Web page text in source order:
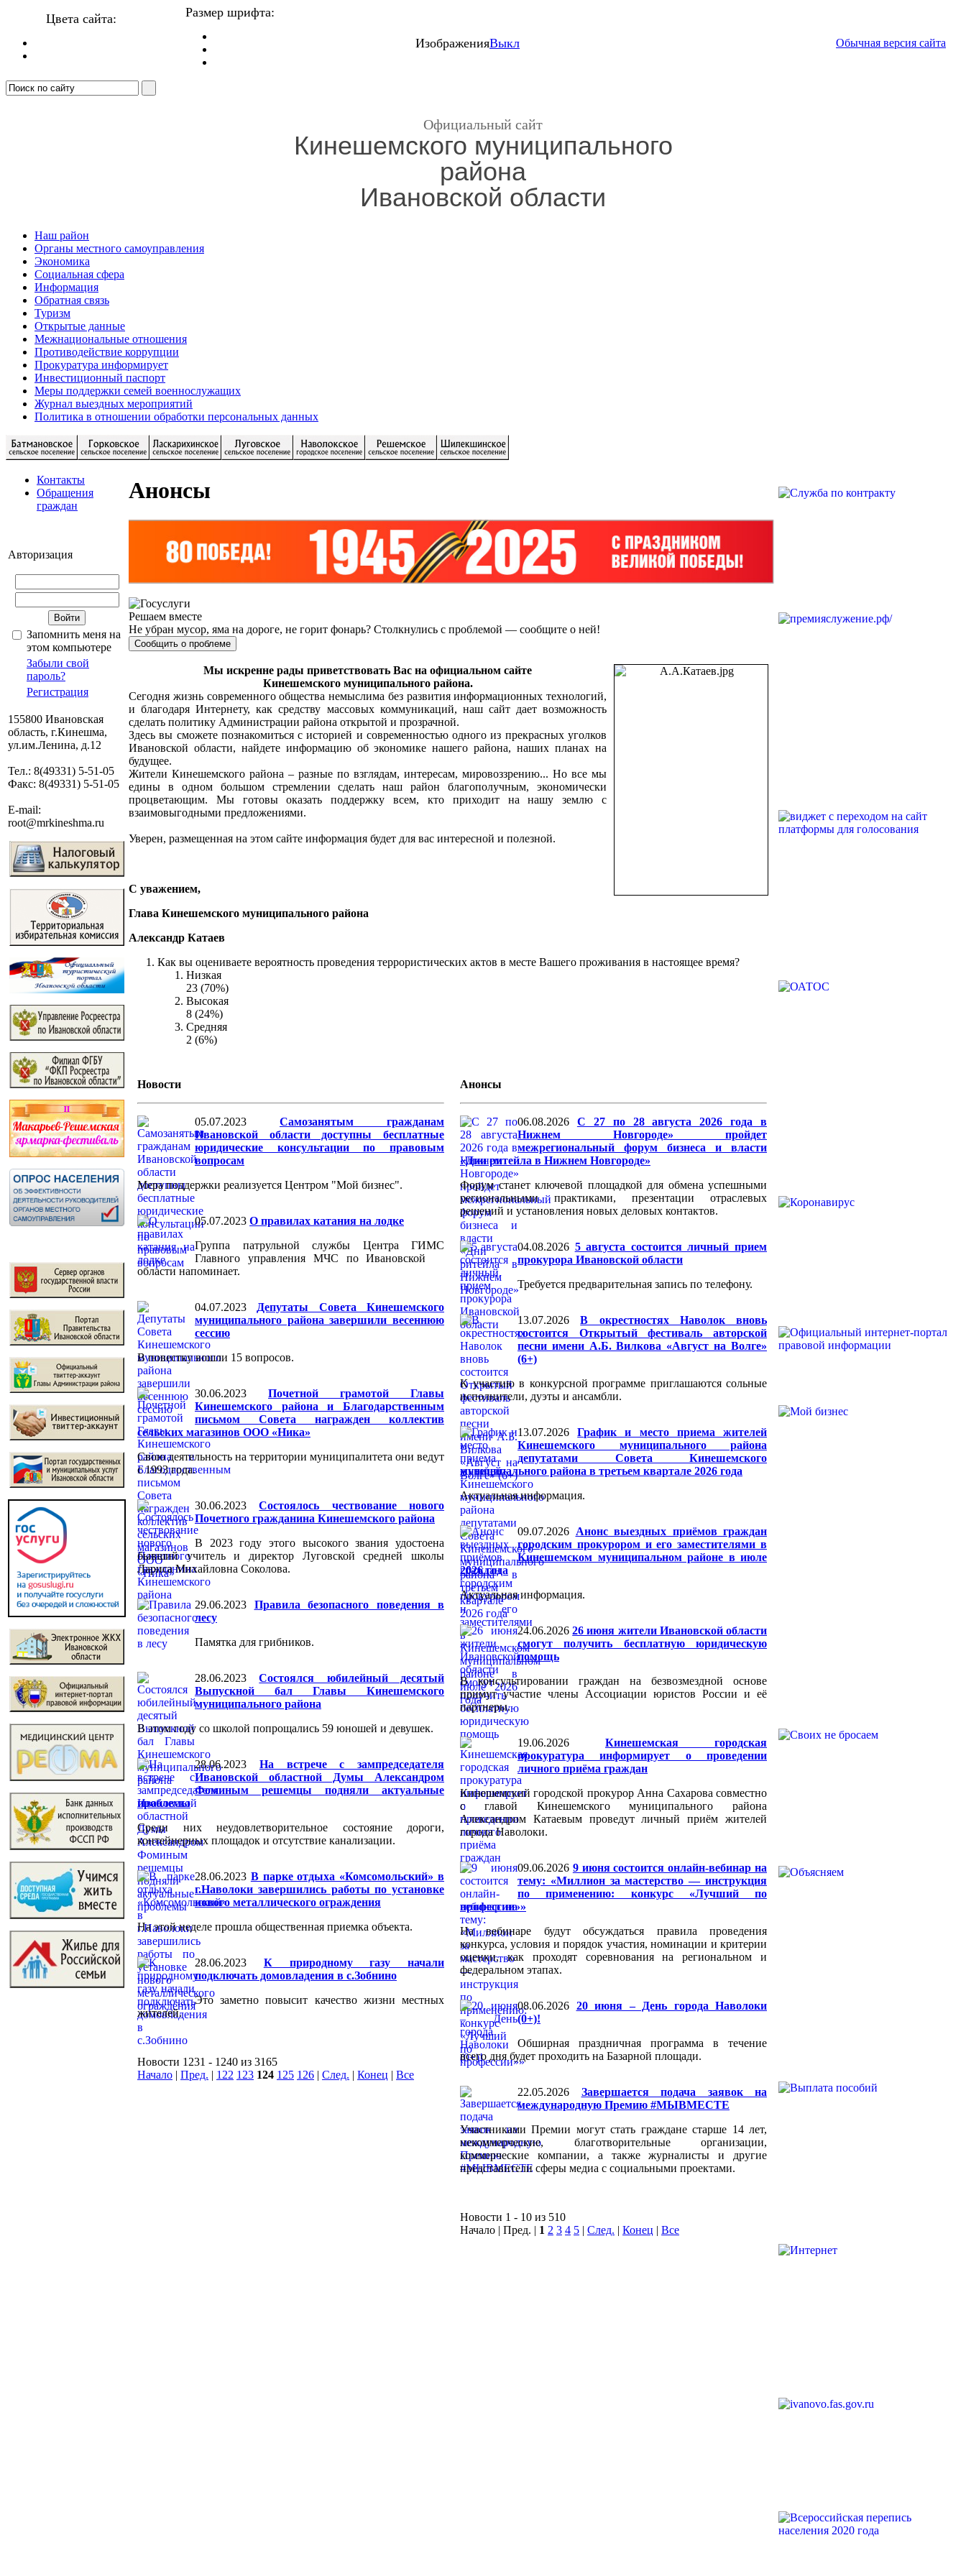
Цвета сайта: Размер шрифта:
ИзображенияВыкл Обычная версия сайта
Официальный сайт
Кинешемского муниципального
района
Ивановской области
Наш район
Органы местного самоуправления
Экономика
Социальная сфера
Информация
Обратная связь
Туризм
Открытые данные
Межнациональные отношения
Противодействие коррупции
Прокуратура информирует
Инвестиционный паспорт
Меры поддержки семей военнослужащих
Журнал выездных мероприятий
Политика в отношении обработки персональных данных
Контакты
Обращения
граждан
Авторизация
Запомнить меня на
этом компьютере
Забыли свой
пароль?
Регистрация
155800 Ивановская
область, г.Кинешма,
ул.им.Ленина, д.12
Тел.: 8(49331) 5-51-05
Факс: 8(49331) 5-51-05
E-mail:
root@mrkineshma.ru
Анонсы
Решаем вместе
Не убран мусор, яма на дороге, не горит фонарь? Столкнулись с проблемой — сообщите о ней!
Сообщить о проблеме
Мы искренне рады приветствовать Вас на официальном сайте
Кинешемского муниципального района.
Сегодня жизнь современного общества немыслима без развития информационных технологий,
и благодаря Интернету, как средству массовых коммуникаций, наш сайт дает возможность
сделать политику Администрации района открытой и прозрачной.
Здесь вы сможете познакомиться с историей и современностью одного из прекрасных уголков
Ивановской области, найдете информацию об экономике нашего района, наших планах на
будущее.
Жители Кинешемского района – разные по взглядам, интересам, мировоззрению... Но все мы
едины в одном большом стремлении сделать наш район благополучным, экономически
процветающим. Мы готовы оказать поддержку всем, кто приходит на нашу землю с
взаимовыгодными предложениями.
Уверен, размещенная на этом сайте информация будет для вас интересной и полезной.
С уважением,
Глава Кинешемского муниципального района
Александр Катаев
Как вы оцениваете вероятность проведения террористических актов в месте Вашего проживания в настоящее время?
Низкая
23 (70%)
Высокая
8 (24%)
Средняя
2 (6%)
Новости
05.07.2023
Самозанятым гражданам
Ивановской области доступны бесплатные
юридические консультации по правовым
вопросам
Мера поддержки реализуется Центром "Мой бизнес".
05.07.2023 О правилах катания на лодке
Группа патрульной службы Центра ГИМС
Главного управления МЧС по Ивановской
области напоминает.
04.07.2023
Депутаты Совета Кинешемского
муниципального района завершили весеннюю
сессию
В повестку вошли 15 вопросов.
30.06.2023
Почетной грамотой Главы
Кинешемского района и Благодарственным
письмом Совета награжден коллектив
сельских магазинов ООО «Ника»
Свою деятельность на территории муниципалитета они ведут
с 1993 года.
30.06.2023
Состоялось чествование нового
Почетного гражданина Кинешемского района
В 2023 году этого высокого звания удостоена
бывший учитель и директор Луговской средней школы
Лариса Михайловна Соколова.
29.06.2023
Правила безопасного поведения в
лесу
Памятка для грибников.
28.06.2023
Состоялся юбилейный десятый
Выпускной бал Главы Кинешемского
муниципального района
В этом году со школой попрощались 59 юношей и девушек.
28.06.2023
На встрече с зампредседателя
Ивановской областной Думы Александром
Фоминым решемцы подняли актуальные
проблемы
Среди них неудовлетворительное состояние дороги,
контейнерных площадок и отсутствие канализации.
28.06.2023 В парке отдыха «Комсомольский» в
г.Наволоки завершились работы по установке
нового металлического ограждения
На этой неделе прошла общественная приемка объекта.
28.06.2023
К природному газу начали
подключать домовладения в с.Зобнино
Это заметно повысит качество жизни местных
жителей.
Новости 1231 - 1240 из 3165
Начало | Пред. | 122 123 124 125 126 | След. | Конец | Все
Анонсы
06.08.2026
С 27 по 28 августа 2026 года в
Нижнем Новгороде» пройдет
межрегиональный форум бизнеса и власти
«Дни ритейла в Нижнем Новгороде»
Форум станет ключевой площадкой для обмена успешными
региональными практиками, презентации отраслевых
решений и установления новых деловых контактов.
04.08.2026 5 августа состоится личный прием
прокурора Ивановской области
Требуется предварительная запись по телефону.
13.07.2026
В окрестностях Наволок вновь
состоится Открытый фестиваль авторской
песни имени А.Б. Вилкова «Август на Волге»
(6+)
К участию в конкурсной программе приглашаются сольные
исполнители, дуэты и ансамбли.
13.07.2026
График и место приема жителей
Кинешемского муниципального района
депутатами Совета Кинешемского
муниципального района в третьем квартале 2026 года
Актуальная информация.
09.07.2026 Анонс выездных приёмов граждан
городским прокурором и его заместителями в
Кинешемском муниципальном районе в июле
2026 года
Актуальная информация.
24.06.2026 26 июня жители Ивановской области
смогут получить бесплатную юридическую
помощь
В консультировании граждан на безвозмездной основе
примут участие члены Ассоциации юристов России и её
партнеры.
19.06.2026
Кинешемская городская
прокуратура информирует о проведении
личного приёма граждан
Кинешемский городской прокурор Анна Сахарова совместно
с главой Кинешемского муниципального района
Александром Катаевым проведут личный приём жителей
города Наволоки.
09.06.2026 9 июня состоится онлайн-вебинар на
тему: «Миллион за мастерство — инструкция
по применению: конкурс «Лучший по
профессии»»
На вебинаре будут обсуждаться правила проведения
конкурса, условия и порядок участия, номинации и критерии
оценки, как проходят соревнования на региональном и
федеральном этапах.
08.06.2026 20 июня – День города Наволоки
(0+)!
Обширная праздничная программа в течение
всего дня будет проходить на Базарной площади.
22.05.2026
Завершается подача заявок на
международную Премию #МЫВМЕСТЕ
Участниками Премии могут стать граждане старше 14 лет,
некоммерческие, благотворительные организации,
коммерческие компании, а также журналисты и другие
представители сферы медиа с социальными проектами.
Новости 1 - 10 из 510
Начало | Пред. | 1 2 3 4 5 | След. | Конец | Все